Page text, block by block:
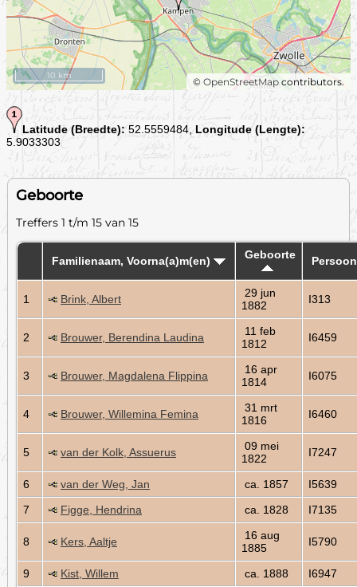
© OpenStreetMap contributors.
10 km
Latitude (Breedte): 52.5559484, Longitude (Lengte):
5.9033303
Geboorte
Treffers 1 t/m 15 van 15
Familienaam, Voorna(a)m(en) Geboorte
1 Brink, Albert
29 jun
1882
I313
2 Brouwer, Berendina Laudina
11 feb
1812
I6459
3 Brouwer, Magdalena Flippina
16 apr
1814
I6075
4 Brouwer, Willemina Femina
31 mrt
1816
I6460
5 van der Kolk, Assuerus
09 mei
1822
I7247
6 van der Weg, Jan ca. 1857
I5639
7
Figge, Hendrina ca. 1828 I7135
8 Kers, Aaltje
16 aug
1885
I5790
9 Kist, Willem ca. 1888 I6947